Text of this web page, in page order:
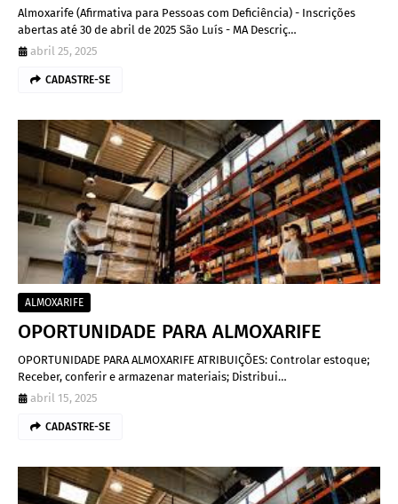
Almoxarife (Afirmativa para Pessoas com Deficiência) - Inscrições
abertas até 30 de abril de 2025 São Luís - MA Descriç…
abril 25, 2025
CADASTRE-SE
ALMOXARIFE
OPORTUNIDADE PARA ALMOXARIFE
OPORTUNIDADE PARA ALMOXARIFE ATRIBUIÇÕES: Controlar estoque;
Receber, conferir e armazenar materiais; Distribui…
abril 15, 2025
CADASTRE-SE